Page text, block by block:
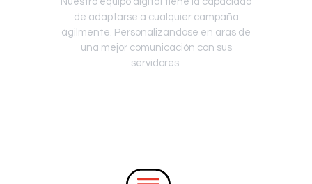
de adaptarse a cualquier campaña
ágilmente. Personalizándose en aras de
una mejor comunicación con sus
servidores.